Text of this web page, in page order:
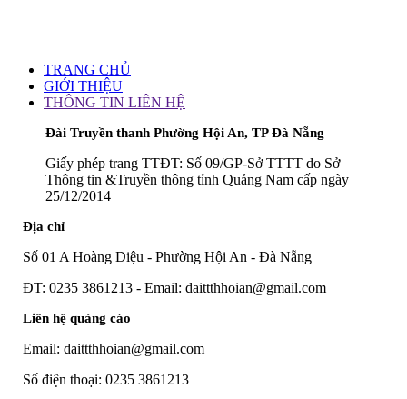
TRANG CHỦ
GIỚI THIỆU
THÔNG TIN LIÊN HỆ
Đài Truyền thanh Phường Hội An, TP Đà Nẵng
Giấy phép trang TTĐT: Số 09/GP-Sở TTTT do Sở
Thông tin &Truyền thông tỉnh Quảng Nam cấp ngày
25/12/2014
Địa chỉ
Số 01 A Hoàng Diệu - Phường Hội An - Đà Nẵng
ĐT: 0235 3861213 - Email: daittthhoian@gmail.com
Liên hệ quảng cáo
Email: daittthhoian@gmail.com
Số điện thoại: 0235 3861213